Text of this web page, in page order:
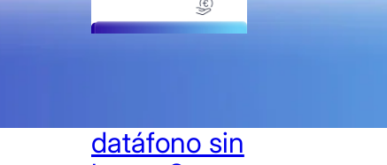
datáfono sin